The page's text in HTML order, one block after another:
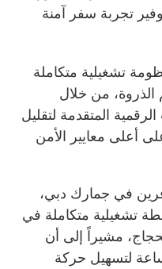
تجربة سفر آمنة
تشغيلية متكاملة
من خلال
المتقدمة لتقليل
أعلى معايير الأمن
في جمارك دبي،
تشغيلية متكاملة في
مشيراً إلى أن
لتسهيل حركة